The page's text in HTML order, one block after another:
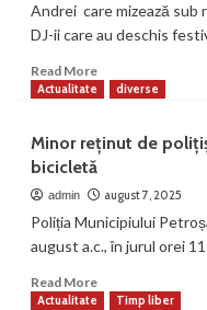
Andrei care mizează sub
DJ-ii care au deschis
Read MoreRead
more
Andrei
Popa
a
mixat
deschiderea
la
Actualitate diverse
Minor reținut de
bicicletă
admin august 7, 2025
Poliția Municipiului
august a.c., în jurul orei
Read MoreRead
more
Actualitate Timp liber